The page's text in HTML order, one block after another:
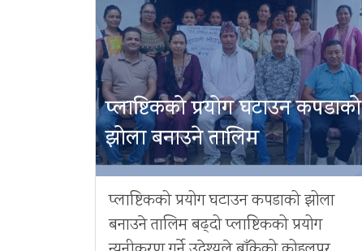
प्लाष्टिकको प्रयोग घटाउन कपडाको
झोला बनाउने तालिम
प्लाष्टिकको प्रयोग घटाउन कपडाको झोला
बनाउने तालिम बढ्दो प्लाष्टिकको प्रयोग